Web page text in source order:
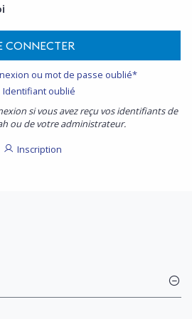
CONNECTER
ou mot de passe oublié*
Identifiant oublié
si vous avez reçu vos identifiants de
ou de votre administrateur.
Inscription